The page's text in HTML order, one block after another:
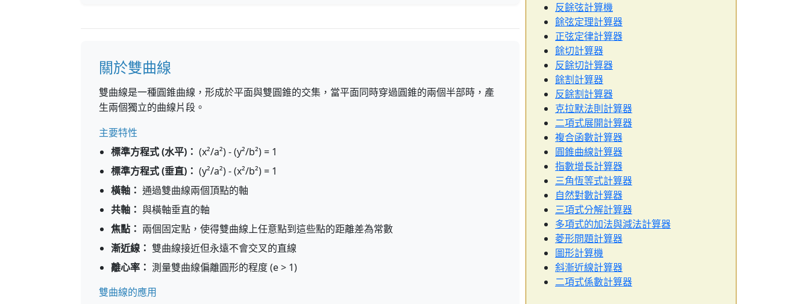
關於雙曲線
雙曲線是一種圓錐曲線，形成於平面與雙圓錐的交集，當平面同時穿過圓錐的兩個半部時，產
生兩個獨立的曲線片段。
主要特性
標準方程式 (水平)： (x²/a²) - (y²/b²) = 1
標準方程式 (垂直)： (y²/a²) - (x²/b²) = 1
橫軸： 通過雙曲線兩個頂點的軸
共軸： 與橫軸垂直的軸
焦點： 兩個固定點，使得雙曲線上任意點到這些點的距離差為常數
漸近線： 雙曲線接近但永遠不會交叉的直線
離心率： 測量雙曲線偏離圓形的程度 (e > 1)
雙曲線的應用
反餘弦計算機
餘弦定理計算器
正弦定律計算器
餘切計算器
反餘切計算器
餘割計算器
反餘割計算器
克拉默法則計算器
二項式展開計算器
複合函數計算器
圓錐曲線計算器
指數增長計算器
三角恆等式計算器
自然對數計算器
三項式分解計算器
多項式的加法與減法計算器
菱形問題計算器
圖形計算機
斜漸近線計算器
二項式係數計算器